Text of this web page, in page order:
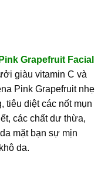
Grapefruit Facial
giàu vitamin C và
Pink Grapefruit nhẹ
tiêu diệt các nốt mụn
các chất dư thừa,
mặt bạn sự mịn
da.